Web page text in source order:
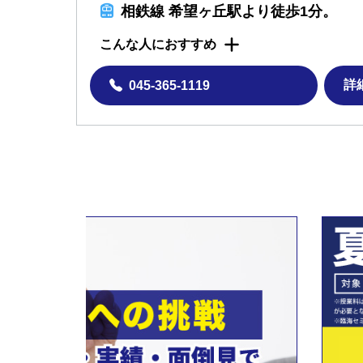
相鉄線 希望ヶ丘駅より徒歩1分。
こんな人におすすめ
045-365-1119 詳